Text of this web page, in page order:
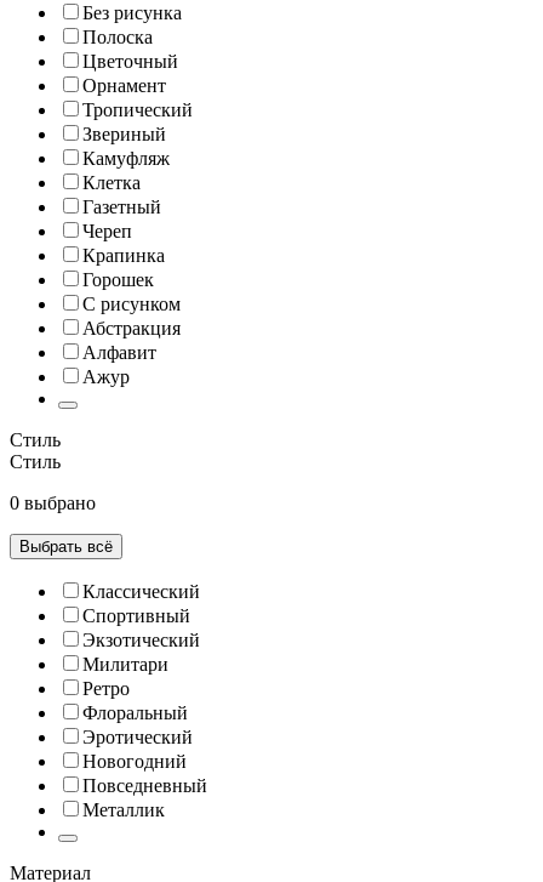
Без рисунка
Полоска
Цветочный
Орнамент
Тропический
Звериный
Камуфляж
Клетка
Газетный
Череп
Крапинка
Горошек
С рисунком
Абстракция
Алфавит
Ажур
Стиль
Стиль
0 выбрано
Выбрать всё
Классический
Спортивный
Экзотический
Милитари
Ретро
Флоральный
Эротический
Новогодний
Повседневный
Металлик
Материал